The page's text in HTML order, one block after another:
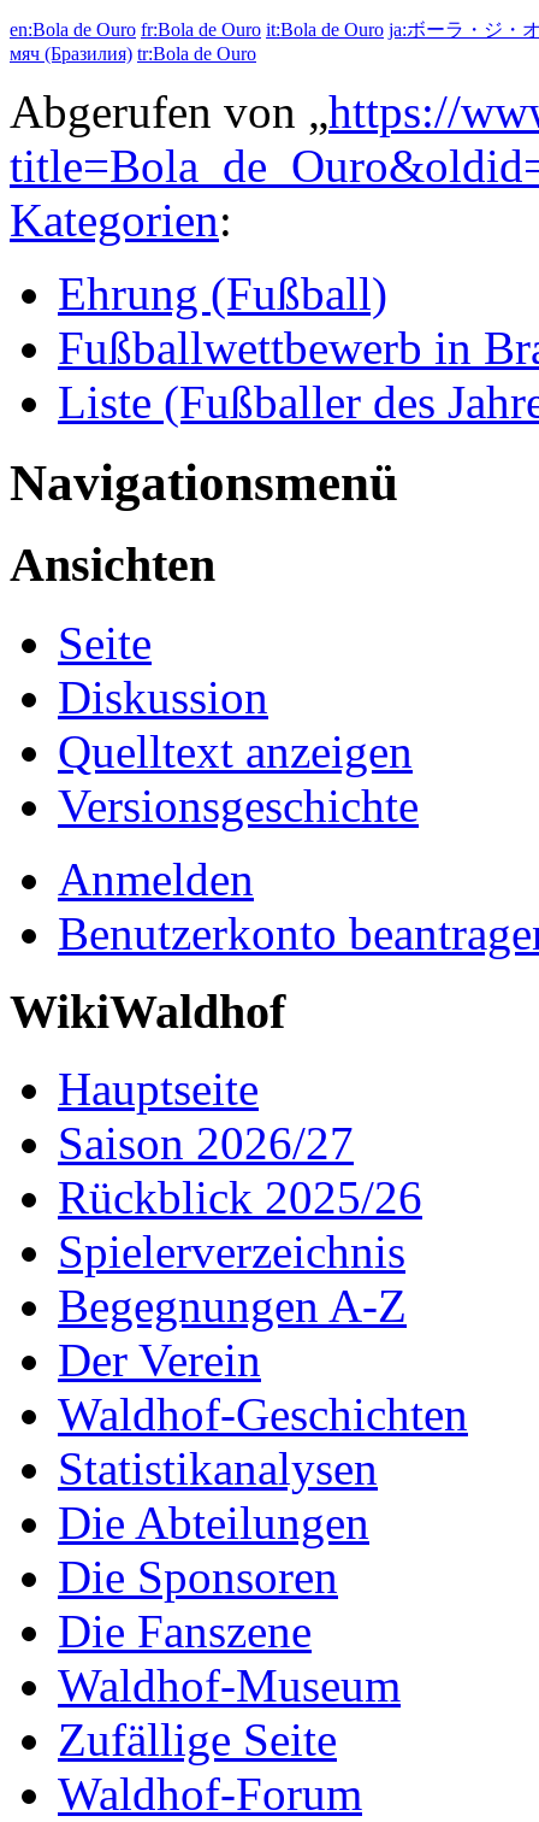
en:Bola de Ouro fr:Bola de Ouro it:Bola de Ouro ja:ボーラ・ジ・
мяч (Бразилия) tr:Bola de Ouro
Abgerufen von „https://
Kategorien:
Ehrung (Fußball)
Fußballwettbewerb in
Liste (Fußballer des
Navigationsmenü
Ansichten
Seite
Diskussion
Quelltext anzeigen
Versionsgeschichte
Anmelden
Benutzerkonto
WikiWaldhof
Hauptseite
Saison 2026/27
Rückblick 2025/26
Spielerverzeichnis
Begegnungen A-Z
Der Verein
Waldhof-Geschichten
Statistikanalysen
Die Abteilungen
Die Sponsoren
Die Fanszene
Waldhof-Museum
Zufällige Seite
Waldhof-Forum